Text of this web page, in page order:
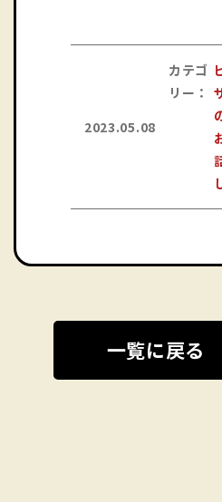
2023.05.08
カテゴ
リー：
一覧に戻る